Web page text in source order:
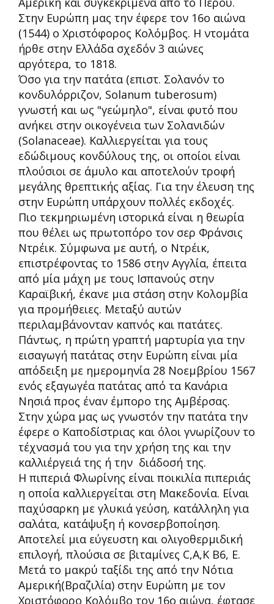
Στην Ευρώπη μας την έφερε τον 16ο αιώνα
(1544) ο Χριστόφορος Κολόμβος. Η ντομάτα
ήρθε στην Ελλάδα σχεδόν 3 αιώνες
αργότερα, το 1818.
Όσο για την πατάτα (επιστ. Σολανόν το
κονδυλόρριζον, Solanum tuberosum)
γνωστή και ως "γεώμηλο", είναι φυτό που
ανήκει στην οικογένεια των Σολανιδών
(Solanaceae). Καλλιεργείται για τους
εδώδιμους κονδύλους της, οι οποίοι είναι
πλούσιοι σε άμυλο και αποτελούν τροφή
μεγάλης θρεπτικής αξίας. Για την έλευση της
στην Ευρώπη υπάρχουν πολλές εκδοχές.
Πιο τεκμηριωμένη ιστορικά είναι η θεωρία
που θέλει ως πρωτοπόρο τον σερ Φράνσις
Ντρέικ. Σύμφωνα με αυτή, ο Ντρέικ,
επιστρέφοντας το 1586 στην Αγγλία, έπειτα
από μία μάχη με τους Ισπανούς στην
Καραϊβική, έκανε μια στάση στην Κολομβία
για προμήθειες. Μεταξύ αυτών
περιλαμβάνονταν καπνός και πατάτες.
Πάντως, η πρώτη γραπτή μαρτυρία για την
εισαγωγή πατάτας στην Ευρώπη είναι μία
απόδειξη με ημερομηνία 28 Νοεμβρίου 1567
ενός εξαγωγέα πατάτας από τα Κανάρια
Νησιά προς έναν έμπορο της Αμβέρσας.
Στην χώρα μας ως γνωστόν την πατάτα την
έφερε ο Καποδίστριας και όλοι γνωρίζουν το
τέχνασμά του για την χρήση της και την
καλλιέργειά της ή την διάδοσή της.
Η πιπεριά Φλωρίνης είναι ποικιλία πιπεριάς
η οποία καλλιεργείται στη Μακεδονία. Είναι
παχύσαρκη με γλυκιά γεύση, κατάλληλη για
σαλάτα, κατάψυξη ή κονσερβοποίηση.
Αποτελεί μια εύγευστη και ολιγοθερμιδική
επιλογή, πλούσια σε βιταμίνες C,A,K B6, E.
Μετά το μακρύ ταξίδι της από την Νότια
Αμερική(Βραζιλία) στην Ευρώπη με τον
Χριστόφορο Κολόμβο τον 16ο αιώνα, έφτασε